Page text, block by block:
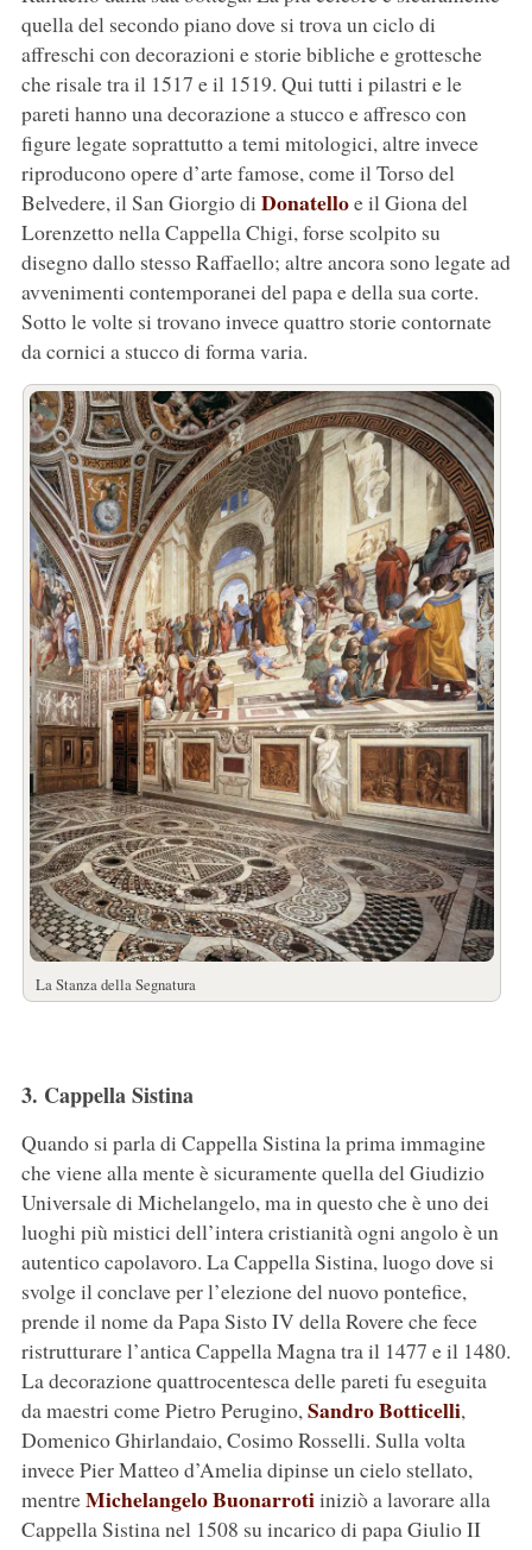
quella del secondo piano dove si trova un ciclo di
affreschi con decorazioni e storie bibliche e grottesche
che risale tra il 1517 e il 1519. Qui tutti i pilastri e le
pareti hanno una decorazione a stucco e affresco con
figure legate soprattutto a temi mitologici, altre invece
riproducono opere d’arte famose, come il Torso del
Belvedere, il San Giorgio di Donatelloe il Giona del
Lorenzetto nella Cappella Chigi, forse scolpito su
disegno dallo stesso Raffaello; altre ancora sono legate ad
avvenimenti contemporanei del papa e della sua corte.
Sotto le volte si trovano invece quattro storie contornate
da cornici a stucco di forma varia.
La Stanza della Segnatura
3. Cappella Sistina
Quando si parla di Cappella Sistina la prima immagine
che viene alla mente è sicuramente quella del Giudizio
Universale di Michelangelo, ma in questo che è uno dei
luoghi più mistici dell’intera cristianità ogni angolo è un
autentico capolavoro. La Cappella Sistina, luogo dove si
svolge il conclave per l’elezione del nuovo pontefice,
prende il nome da Papa Sisto IV della Rovere che fece
ristrutturare l’antica Cappella Magna tra il 1477 e il 1480.
La decorazione quattrocentesca delle pareti fu eseguita
da maestri come Pietro Perugino,Sandro Botticelli,
Domenico Ghirlandaio, Cosimo Rosselli. Sulla volta
invece Pier Matteo d’Amelia dipinse un cielo stellato,
mentreMichelangelo Buonarrotiiniziò a lavorare alla
Cappella Sistina nel 1508 su incarico di papa Giulio II